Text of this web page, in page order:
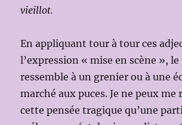
vieillot.
En appliquant tour à tour ces
l’expression « mise en scène », le
ressemble à un grenier ou à une
marché aux puces. Je ne peux me
cette pensée tragique qu’une